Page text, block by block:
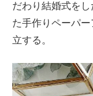
だわり結婚式を
た手作りペーパ
立する。